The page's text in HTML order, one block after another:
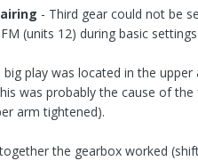
- Third gear could not be
(units 12) during basic settings
play was located in the
was probably the cause of
arm tightened).
the gearbox worked